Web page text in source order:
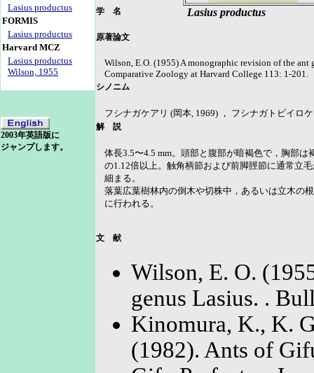
Lasius productus
FORMIS
Lasius productus
Harvard MCZ
Lasius productus
Wilson, 1955
2003年英語版に
ジャンプします。
学 名 Lasius productus
原著論文
Wilson, E.O. (1955) A monographic revision of the
Comparative Zoology at Harvard College 113: 1-201.
シノニム
フシナガケアリ (岡本, 1969) ， フシナガトビイロ
解 説
体長3.5〜4.5 mm。頭部と腹部が暗褐色で，胸部
の1.12倍以上。触角柄節および前脚脛節に通常立
細まる。
落葉広葉樹林内の倒木や切株中，あるいは立木の
に行われる。
文 献
Wilson, E. O.
genus Lasius. .
Kinomura, K., K.
(1982). Ants of